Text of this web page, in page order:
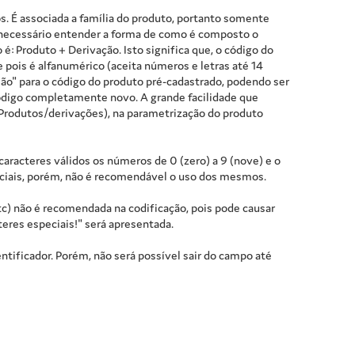
É associada a família do produto, portanto somente
entender a forma de como é composto o
Produto + Derivação. Isto significa que, o código do
é alfanumérico (aceita números e letras até 14
para o código do produto pré-cadastrado, podendo ser
completamente novo. A grande facilidade que
derivações), na parametrização do produto
válidos os números de 0 (zero) a 9 (nove) e o
porém, não é recomendável o uso dos mesmos.
não é recomendada na codificação, pois pode causar
especiais!" será apresentada.
Porém, não será possível sair do campo até